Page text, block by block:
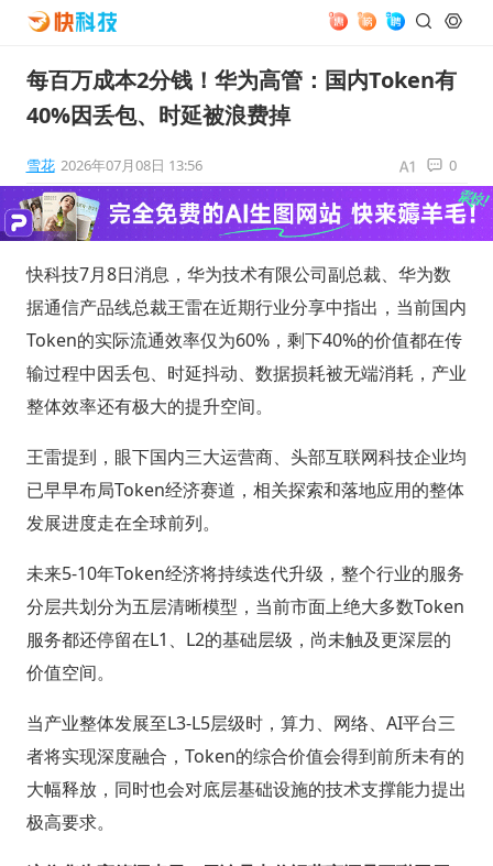
每百万成本2分钱！华为高管：国内Token有
40%因丢包、时延被浪费掉
雪花 2026年07月08日 13:56 0
快科技7月8日消息，华为技术有限公司副总裁、华为数
据通信产品线总裁王雷在近期行业分享中指出，当前国内
Token的实际流通效率仅为60%，剩下40%的价值都在传
输过程中因丢包、时延抖动、数据损耗被无端消耗，产业
整体效率还有极大的提升空间。
王雷提到，眼下国内三大运营商、头部互联网科技企业均
已早早布局Token经济赛道，相关探索和落地应用的整体
发展进度走在全球前列。
未来5-10年Token经济将持续迭代升级，整个行业的服务
分层共划分为五层清晰模型，当前市面上绝大多数Token
服务都还停留在L1、L2的基础层级，尚未触及更深层的
价值空间。
当产业整体发展至L3-L5层级时，算力、网络、AI平台三
者将实现深度融合，Token的综合价值会得到前所未有的
大幅释放，同时也会对底层基础设施的技术支撑能力提出
极高要求。